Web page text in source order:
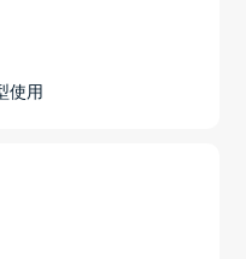
使用